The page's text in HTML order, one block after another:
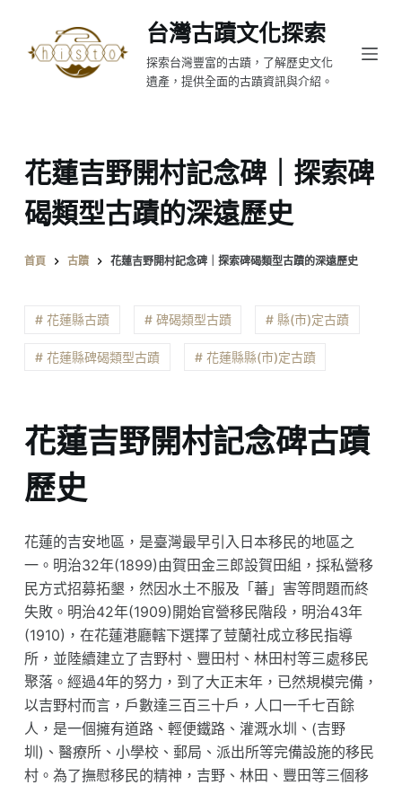
至
台灣古蹟文化探索
探索台灣豐富的古蹟，了解歷史文化
遺產，提供全面的古蹟資訊與介紹。
花蓮吉野開村記念碑｜探索碑
碣類型古蹟的深遠歷史
首頁 古蹟 花蓮吉野開村記念碑｜探索碑碣類型古蹟的深遠歷史
# 花蓮縣古蹟 # 碑碣類型古蹟 # 縣(市)定古蹟
# 花蓮縣碑碣類型古蹟 # 花蓮縣縣(市)定古蹟
花蓮吉野開村記念碑古蹟
歷史
花蓮的吉安地區，是臺灣最早引入日本移民的地區之
一。明治32年(1899)由賀田金三郎設賀田組，採私營移
民方式招募拓墾，然因水土不服及「蕃」害等問題而終
失敗。明治42年(1909)開始官營移民階段，明治43年
(1910)，在花蓮港廳轄下選擇了荳蘭社成立移民指導
所，並陸續建立了吉野村、豐田村、林田村等三處移民
聚落。經過4年的努力，到了大正末年，已然規模完備，
以吉野村而言，戶數達三百三十戶，人口一千七百餘
人，是一個擁有道路、輕便鐵路、灌溉水圳、(吉野
圳)、醫療所、小學校、郵局、派出所等完備設施的移民
村。為了撫慰移民的精神，吉野、林田、豐田等三個移